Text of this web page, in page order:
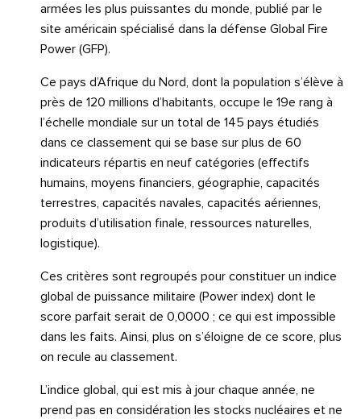
armées les plus puissantes du monde, publié par le
site américain spécialisé dans la défense Global Fire
Power (GFP).
Ce pays d’Afrique du Nord, dont la population s’élève à
près de 120 millions d’habitants, occupe le 19e rang à
l’échelle mondiale sur un total de 145 pays étudiés
dans ce classement qui se base sur plus de 60
indicateurs répartis en neuf catégories (effectifs
humains, moyens financiers, géographie, capacités
terrestres, capacités navales, capacités aériennes,
produits d’utilisation finale, ressources naturelles,
logistique).
Ces critères sont regroupés pour constituer un indice
global de puissance militaire (Power index) dont le
score parfait serait de 0,0000 ; ce qui est impossible
dans les faits. Ainsi, plus on s’éloigne de ce score, plus
on recule au classement.
L’indice global, qui est mis à jour chaque année, ne
prend pas en considération les stocks nucléaires et ne